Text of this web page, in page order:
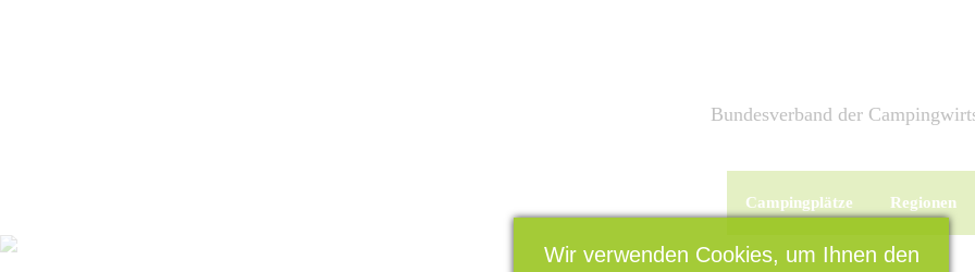
Bundesverband der
Campingplätze Regionen
Wir verwenden Cookies, um Ihnen den